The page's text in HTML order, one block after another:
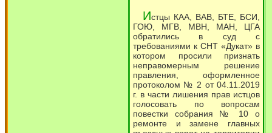
Истцы КАА, ВАВ, БТЕ, БСИ,
ГОЮ, МГВ, МВН, МАН, ЦГА
обратились в суд с
требованиями к СНТ «Дукат» в
котором просили признать
неправомерным решение
правления, оформленное
протоколом № 2 от 04.11.2019
г. в части лишения прав истцов
голосовать по вопросам
повестки собрания № 10 о
ремонте и замене главных